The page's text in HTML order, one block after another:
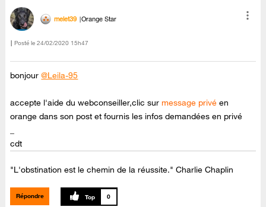
melet39 Orange Star
Posté le ‎24/02/2020 15h47
bonjour@Leila-95
accepte l'aide du webconseiller,clic sur message privé en
orange dans son post et fournis les infos demandées en privé
cdt
"L'obstination est le chemin de la réussite." Charlie Chaplin
Répondre 0